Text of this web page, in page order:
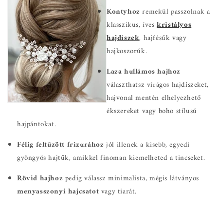
Kontyhozremekül passzolnak a
klasszikus, íveskristályos
hajdíszek, hajfésűk vagy
hajkoszorúk.
Laza hullámos hajhoz
választhatsz virágos hajdíszeket,
hajvonal mentén elhelyezhető
ékszereket vagy boho stílusú
hajpántokat.
Félig feltűzött frizuráhozjól illenek a kisebb, egyedi
gyöngyös hajtűk, amikkel finoman kiemelheted a tincseket.
Rövid hajhozpedig válassz minimalista, mégis látványos
menyasszonyi hajcsatotvagy tiarát.